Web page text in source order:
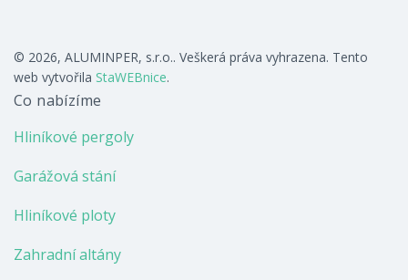
© 2026, ALUMINPER, s.r.o.. Veškerá práva vyhrazena. Tento
web vytvořila StaWEBnice.
Co nabízíme
Hliníkové pergoly
Garážová stání
Hliníkové ploty
Zahradní altány